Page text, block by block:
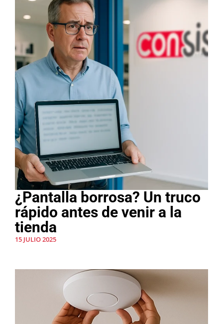
¿Pantalla borrosa? Un truco
rápido antes de venir a la
tienda
15 JULIO 2025